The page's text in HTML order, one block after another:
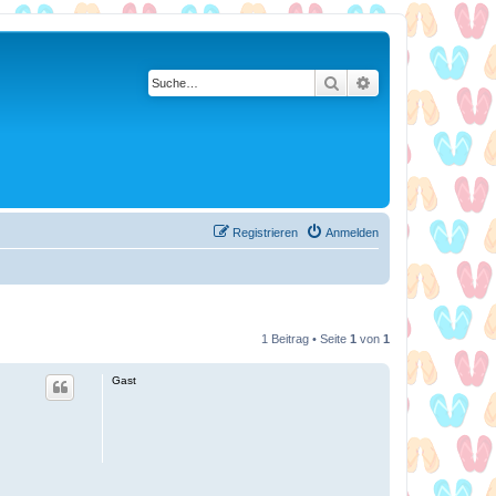
Suche Erweiterte Suche
Anmelden
Registrieren
1 Beitrag • Seite 1 von 1
Gast